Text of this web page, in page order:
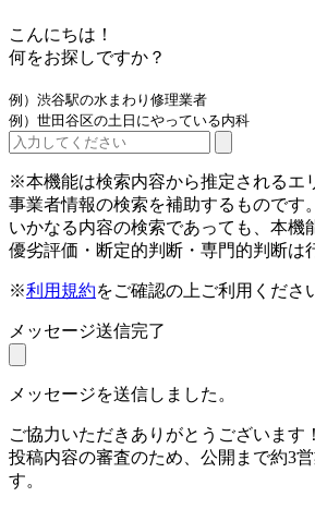
こんにちは！
何をお探しですか？
例）渋谷駅の水まわり修理業者
例）世田谷区の土日にやっている内科
※本機能は検索内容から推定されるエ
事業者情報の検索を補助するものです。
いかなる内容の検索であっても、本機
優劣評価・断定的判断・専門的判断は
※利用規約をご確認の上ご利用くださ
メッセージ送信完了
メッセージを送信しました。
ご協力いただきありがとうございます！
投稿内容の審査のため、公開まで約3
す。